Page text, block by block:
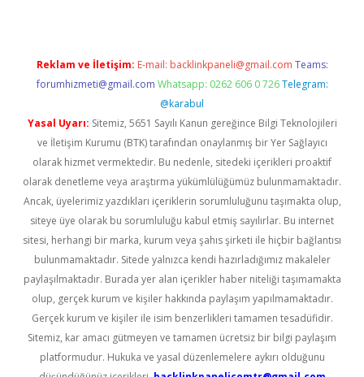
Reklam ve İletişim: E-mail: backlinkpaneli@gmail.com Teams:
forumhizmeti@gmail.com Whatsapp: 0262 606 0 726 Telegram:
@karabul
Yasal Uyarı: Sitemiz, 5651 Sayılı Kanun gereğince Bilgi Teknolojileri
ve İletişim Kurumu (BTK) tarafından onaylanmış bir Yer Sağlayıcı
olarak hizmet vermektedir. Bu nedenle, sitedeki içerikleri proaktif
olarak denetleme veya araştırma yükümlülüğümüz bulunmamaktadır.
Ancak, üyelerimiz yazdıkları içeriklerin sorumluluğunu taşımakta olup,
siteye üye olarak bu sorumluluğu kabul etmiş sayılırlar. Bu internet
sitesi, herhangi bir marka, kurum veya şahıs şirketi ile hiçbir bağlantısı
bulunmamaktadır. Sitede yalnızca kendi hazırladığımız makaleler
paylaşılmaktadır. Burada yer alan içerikler haber niteliği taşımamakta
olup, gerçek kurum ve kişiler hakkında paylaşım yapılmamaktadır.
Gerçek kurum ve kişiler ile isim benzerlikleri tamamen tesadüfidir.
Sitemiz, kar amacı gütmeyen ve tamamen ücretsiz bir bilgi paylaşım
platformudur. Hukuka ve yasal düzenlemelere aykırı olduğunu